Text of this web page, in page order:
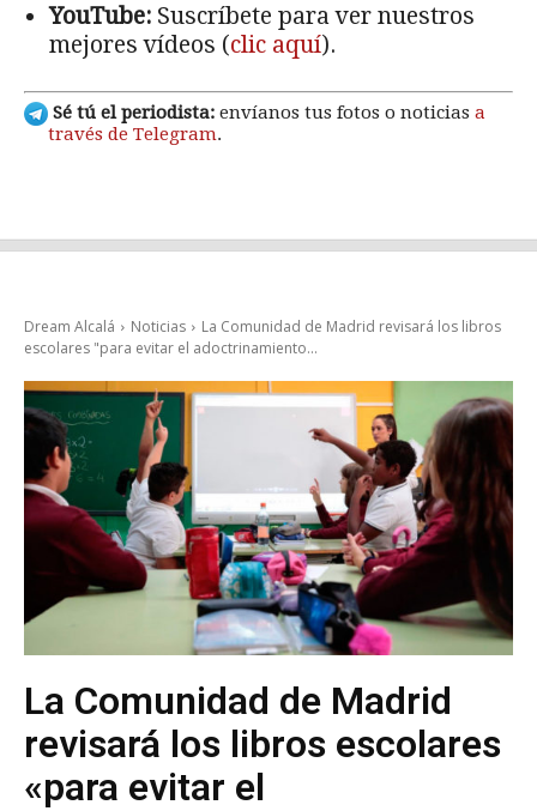
YouTube: Suscríbete para ver nuestros
mejores vídeos (clic aquí).
Sé tú el periodista: envíanos tus fotos o noticias a
través de Telegram.